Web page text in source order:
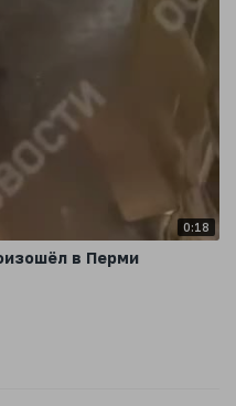
0:18
в Перми